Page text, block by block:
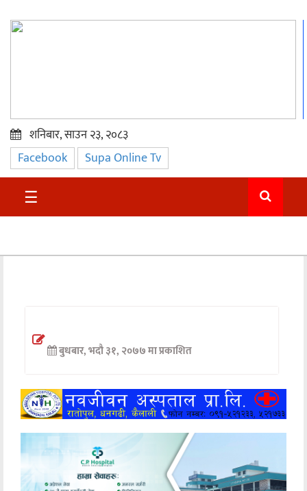
प्रमुख
समाचार
सुदुर
अन्तर्वार्ता
खेलकुद
मनोरञ्जन
अन्य
शनिबार, साउन २३, २०८३
Facebook Supa Online Tv
☰
बुधबार, भदौ ३१, २०७७ मा प्रकाशित